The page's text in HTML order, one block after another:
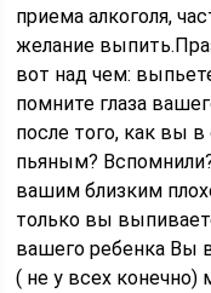
приема алкоголя,
желание
вот над чем:
помните глаза
после того, как вы
пьяным?
вашим близким
только вы
вашего ребенка Вы
( не у всех